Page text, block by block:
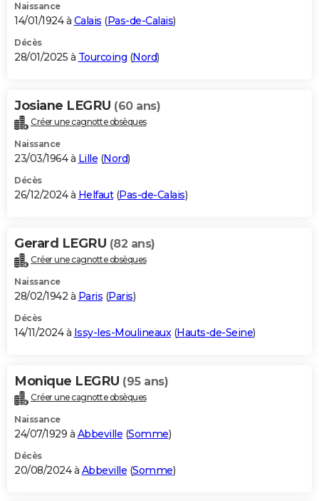
Naissance
14/01/1924 à Calais (Pas-de-Calais)
Décès
28/01/2025 à Tourcoing (Nord)
Josiane LEGRU (60 ans)
Créer une cagnotte obsèques
Naissance
23/03/1964 à Lille (Nord)
Décès
26/12/2024 à Helfaut(Pas-de-Calais)
Gerard LEGRU (82 ans)
Créer une cagnotte obsèques
Naissance
28/02/1942 à Paris (Paris)
Décès
14/11/2024 à Issy-les-Moulineaux(Hauts-de-Seine)
Monique LEGRU (95 ans)
Créer une cagnotte obsèques
Naissance
24/07/1929 à Abbeville (Somme)
Décès
20/08/2024 à Abbeville (Somme)